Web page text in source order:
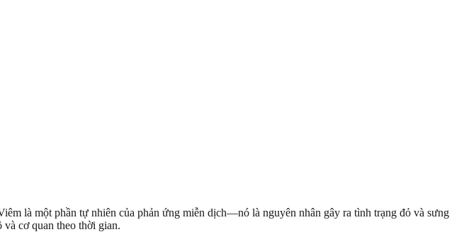
là một phần tự nhiên của phản ứng miễn dịch—nó là nguyên nhân gây ra tình trạng đỏ và sưng
cơ quan theo thời gian.